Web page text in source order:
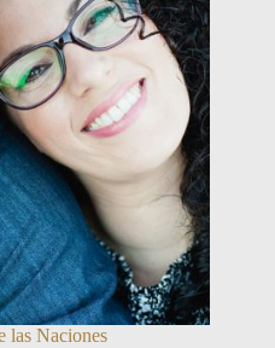
las Naciones